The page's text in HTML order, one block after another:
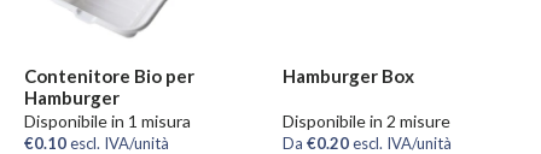
Contenitore Bio per
Hamburger
Disponibile in 1 misura
€0.10escl. IVA/unità
Hamburger Box
Disponibile in 2 misure
Da €0.20escl. IVA/unità